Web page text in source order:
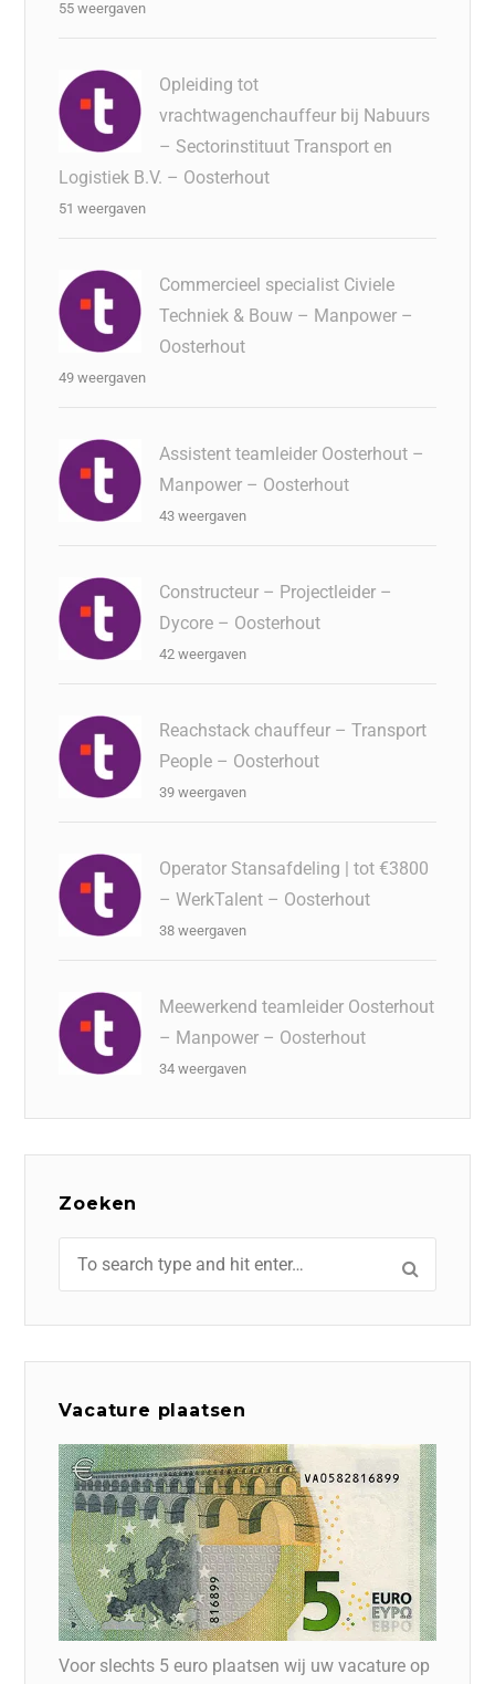
55 weergaven
Opleiding tot
vrachtwagenchauffeur bij Nabuurs
– Sectorinstituut Transport en
Logistiek B.V. – Oosterhout
51 weergaven
Commercieel specialist Civiele
Techniek & Bouw – Manpower –
Oosterhout
49 weergaven
Assistent teamleider Oosterhout –
Manpower – Oosterhout
43 weergaven
Constructeur – Projectleider –
Dycore – Oosterhout
42 weergaven
Reachstack chauffeur – Transport
People – Oosterhout
39 weergaven
Operator Stansafdeling | tot €3800
– WerkTalent – Oosterhout
38 weergaven
Meewerkend teamleider Oosterhout
– Manpower – Oosterhout
34 weergaven
Zoeken
Vacature plaatsen
Voor slechts 5 euro plaatsen wij uw vacature op